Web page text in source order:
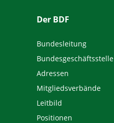
Der BDF
Bundesleitung
Bundesgeschäftsstelle
Adressen
Mitgliedsverbände
Leitbild
Positionen